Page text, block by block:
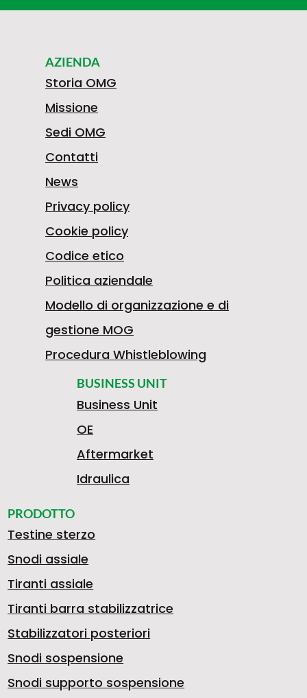
BUSINESS UNIT
Business Unit
OE
Aftermarket
Idraulica
PRODOTTO
Testine sterzo
Snodi assiale
Tiranti assiale
Tiranti barra stabilizzatrice
Stabilizzatori posteriori
Snodi sospensione
Snodi supporto sospensione
AZIENDA
Storia OMG
Missione
Sedi OMG
Contatti
News
Privacy policy
Cookie policy
Codice etico
Politica aziendale
Modello di organizzazione e di
gestione MOG
Procedura Whistleblowing